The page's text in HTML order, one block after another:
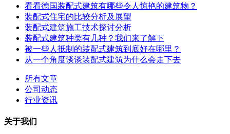
看看德国装配式建筑有哪些令人惊艳的建筑物？
装配式住宅的比较分析及展望
装配式建筑施工技术探讨分析
装配式建筑种类有几种？我们来了解下
被一些人抵制的装配式建筑到底好在哪里？
从一个角度谈谈装配式建筑为什么会走下去
所有文章
公司动态
行业资讯
关于我们